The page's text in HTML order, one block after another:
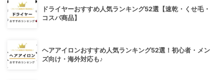
ドライヤーおすすめ人気ランキング52選【速乾・くせ毛・
コスパ商品】
ヘアアイロンおすすめ人気ランキング52選！初心者・メン
ズ向け・海外対応も♪